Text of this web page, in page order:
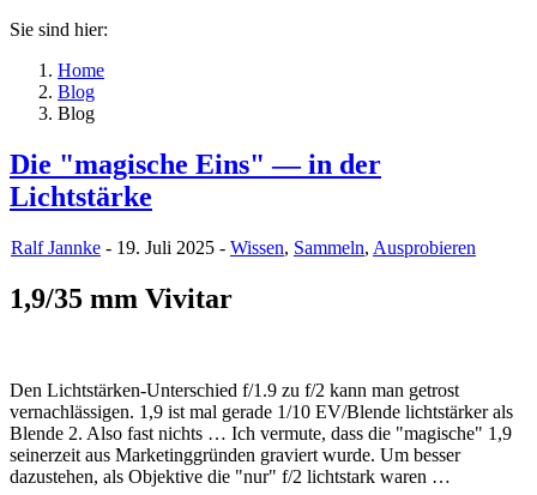
Sie sind hier:
Home
Blog
Blog
Die "magische Eins" — in der
Lichtstärke
Ralf Jannke - 19. Juli 2025 - Wissen, Sammeln, Ausprobieren
1,9/35 mm Vivitar
Den Lichtstärken-Unterschied f/1.9 zu f/2 kann man getrost
vernachlässigen. 1,9 ist mal gerade 1/10 EV/Blende lichtstärker als
Blende 2. Also fast nichts … Ich vermute, dass die "magische" 1,9
seinerzeit aus Marketinggründen graviert wurde. Um besser
dazustehen, als Objektive die "nur" f/2 lichtstark waren …